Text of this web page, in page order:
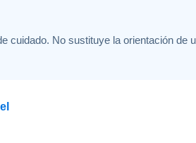
cuidado. No sustituye la orientación de